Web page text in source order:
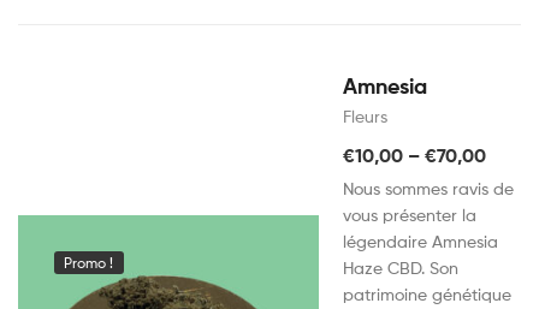
Promo !
Amnesia
Fleurs
€10,00 – €70,00
Nous sommes ravis de
vous présenter la
légendaire Amnesia
Haze CBD. Son
patrimoine génétique